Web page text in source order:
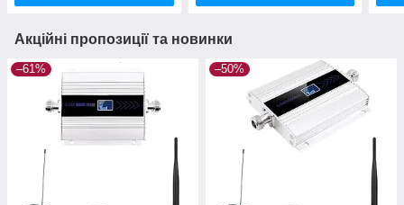
Акційні пропозиції та новинки
–61% –50%